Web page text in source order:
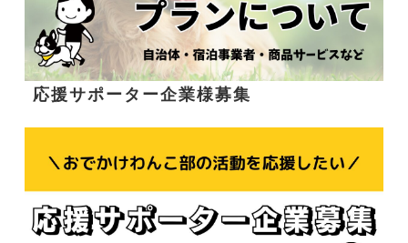
応援サポーター企業様募集